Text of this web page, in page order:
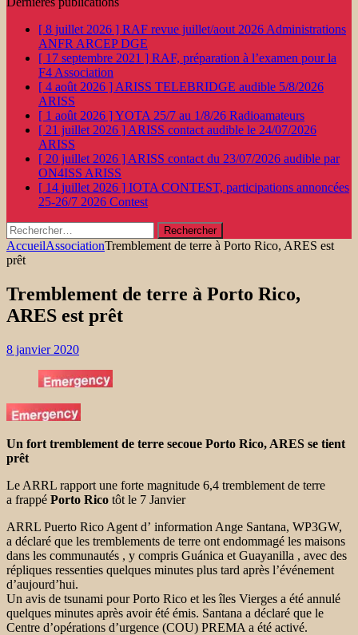
[ 8 juillet 2026 ] RAF revue juillet/aout 2026 Administrations
ANFR ARCEP DGE
[ 17 septembre 2021 ] RAF, préparation à l’examen pour la
F4 Association
[ 4 août 2026 ] ARISS TELEBRIDGE audible 5/8/2026
ARISS
[ 1 août 2026 ]YOTA 25/7 au 1/8/26 Radioamateurs
[ 21 juillet 2026 ] ARISS contact audible le 24/07/2026
ARISS
[ 20 juillet 2026 ] ARISS contact du 23/07/2026 audible par
ON4ISS ARISS
[ 14 juillet 2026 ] IOTA CONTEST, participations annoncées
25-26/7 2026 Contest
Rechercher :
AccueilAssociationTremblement de terre à Porto Rico, ARES est
prêt
Tremblement de terre à Porto Rico,
ARES est prêt
8 janvier 2020
Un fort tremblement de terre secoue Porto Rico, ARES se tient
prêt
Le ARRL rapport une forte magnitude 6,4 tremblement de terre
a frappé Porto Rico tôt le 7 Janvier
ARRL Puerto Rico Agent d’ information Ange Santana, WP3GW,
a déclaré que les tremblements de terre ont endommagé les maisons
dans les communautés , y compris Guánica et Guayanilla , avec des
répliques ressenties quelques minutes plus tard après l’événement
d’aujourd’hui.
Un avis de tsunami pour Porto Rico et les îles Vierges a été annulé
quelques minutes après avoir été émis. Santana a déclaré que le
Centre d’opérations d’urgence (COU) PREMA a été activé.